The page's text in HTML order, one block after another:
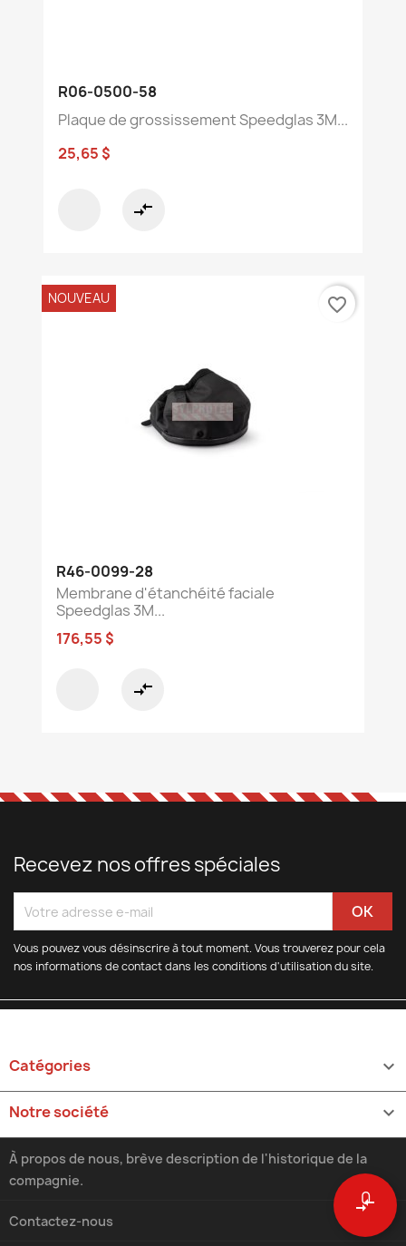
0
compare_arrows
R06-0500-58
Plaque de grossissement Speedglas 3M...
25,65 $
compare_arrows
R46-0099-28
Membrane d'étanchéité faciale
Speedglas 3M...
176,55 $
compare_arrows
NOUVEAU favorite_border
Recevez nos offres spéciales
Vous pouvez vous désinscrire à tout moment. Vous trouverez pour cela
nos informations de contact dans les conditions d'utilisation du site.
Catégories 
Notre société 
À propos de nous, brève description de l'historique de la
compagnie.
Contactez-nous